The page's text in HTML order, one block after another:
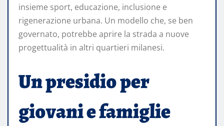
insieme sport, educazione, inclusione e
rigenerazione urbana. Un modello che, se ben
governato, potrebbe aprire la strada a nuove
progettualità in altri quartieri milanesi.
Un presidio per
giovani e famiglie